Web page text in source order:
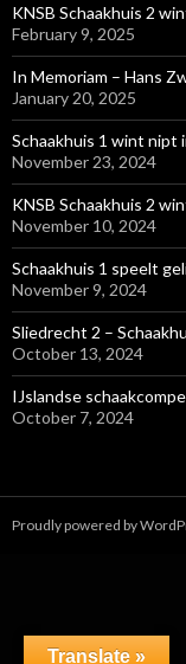
KNSB Schaakhuis 2
February 9, 2025
In Memoriam – Hans
January 20, 2025
Schaakhuis 1 wint nipt
November 23, 2024
KNSB Schaakhuis 2
November 10, 2024
Schaakhuis 1 speelt
November 9, 2024
Sliedrecht 2 –
October 13, 2024
IJslandse
October 7, 2024
Proudly powered by
Translate »